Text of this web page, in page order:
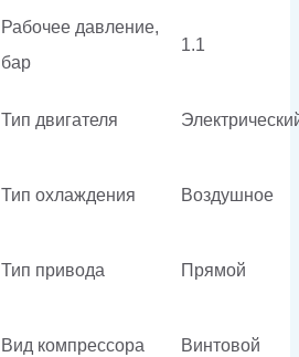
Рабочее давление,
бар
1.1
Тип двигателя
Тип охлаждения Воздушное
Тип привода Прямой
Вид компрессора Винтовой